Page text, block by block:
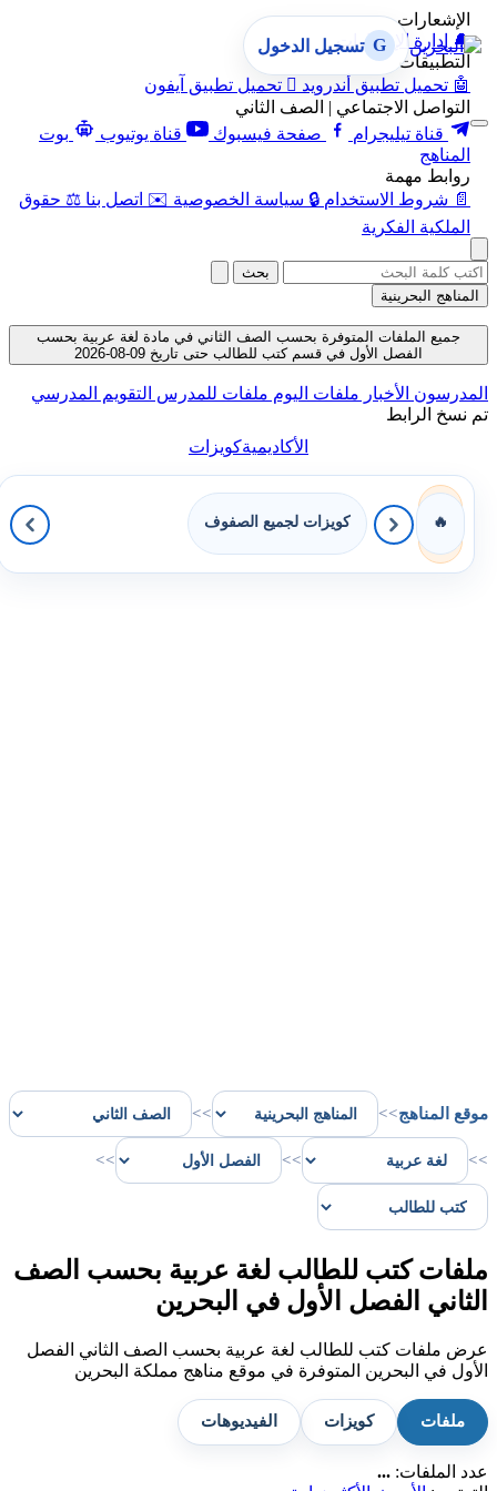
الإشعارات
🔔 إدارة الإشعارات
التطبيقات
🤖 تحميل تطبيق أندرويد  تحميل تطبيق آيفون
التواصل الاجتماعي | الصف الثاني
قناة تيليجرام
صفحة فيسبوك قناة يوتيوب
بوت
المناهج
روابط مهمة
📄 شروط الاستخدام 🔒 سياسة الخصوصية ✉️ اتصل بنا ⚖️ حقوق
الملكية الفكرية
G تسجيل الدخول
بحث
المناهج البحرينية
جميع الملفات المتوفرة بحسب الصف الثاني في مادة لغة عربية بحسب
الفصل الأول في قسم كتب للطالب حتى تاريخ 09-08-2026
المدرسون الأخبار ملفات اليوم ملفات للمدرس التقويم المدرسي
تم نسخ الرابط
الأكاديميةكويزات
🔥 كويزات لجميع الصفوف
موقع المناهج>>
>>
>>
>>
>>
ملفات كتب للطالب لغة عربية بحسب الصف
الثاني الفصل الأول في البحرين
عرض ملفات كتب للطالب لغة عربية بحسب الصف الثاني الفصل
الأول في البحرين المتوفرة في موقع مناهج مملكة البحرين
ملفات كويزات الفيديوهات
عدد الملفات: ...